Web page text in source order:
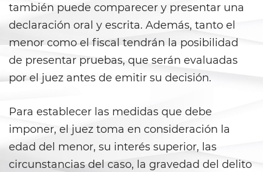
Práctica No Autorizada de la
Medicina
Hurto Mayor
Hurto Mayor de Auto
Hurto Menor
Recepción de Propiedad
también puede comparecer y presentar una
declaración oral y escrita. Además, tanto el
menor como el fiscal tendrán la posibilidad
de presentar pruebas, que serán evaluadas
por el juez antes de emitir su decisión.
Para establecer las medidas que debe
imponer, el juez toma en consideración la
edad del menor, su interés superior, las
circunstancias del caso, la gravedad del delito